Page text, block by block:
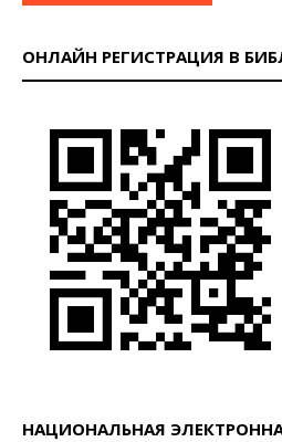
ОНЛАЙН РЕГИСТРАЦИЯ В
НАЦИОНАЛЬНАЯ